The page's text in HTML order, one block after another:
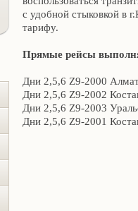
с удобной стыковкой в
тарифу.
Прямые рейсы
Дни 2,5,6 Z9-2000
Дни 2,5,6 Z9-2002
Дни 2,5,6 Z9-2003
Дни 2,5,6 Z9-2001